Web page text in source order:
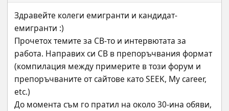
Здравейте колеги емигранти и кандидат-
емигранти :)
Прочетох темите за СВ-то и интервютата за
работа. Направих си СВ в препоръчвания формат
(компилация между примерите в този форум и
препоръчваните от сайтове като SEEK, My career,
etc.)
До момента съм го пратил на около 30-ина обяви,